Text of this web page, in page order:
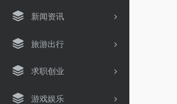
新闻资讯
旅游出行
求职创业
游戏娱乐